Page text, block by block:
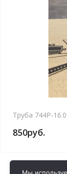
Труба 744Р-
850руб.